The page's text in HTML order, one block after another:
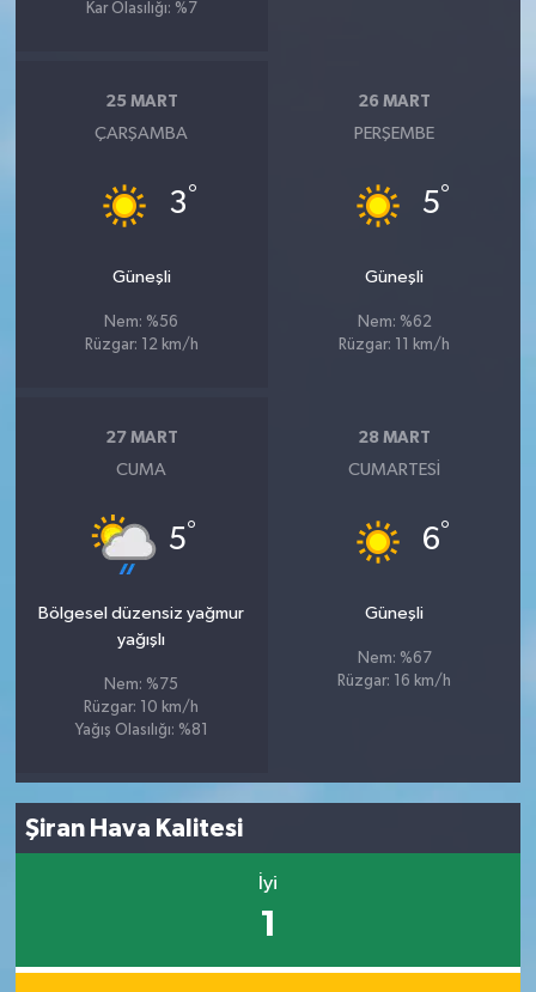
Kar Olasılığı: %7
25 MART
ÇARŞAMBA
3°
Güneşli
Nem: %56
Rüzgar: 12 km/h
26 MART
PERŞEMBE
5°
Güneşli
Nem: %62
Rüzgar: 11 km/h
27 MART
CUMA
5°
Bölgesel düzensiz yağmur
yağışlı
Nem: %75
Rüzgar: 10 km/h
Yağış Olasılığı: %81
28 MART
CUMARTESI
6°
Güneşli
Nem: %67
Rüzgar: 16 km/h
Şiran Hava Kalitesi
İyi
1